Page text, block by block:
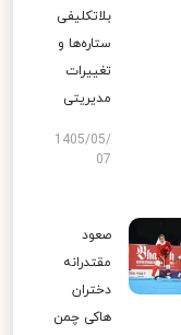
بلاتکلیفی
ستاره‌ها و
تغییرات
مدیریتی
1405/05/
07
صعود
مقتدرانه
دختران
هاکی چمن